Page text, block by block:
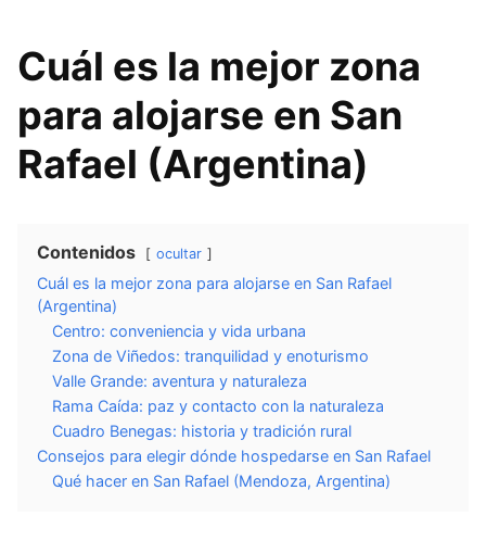
Cuál es la mejor zona
para alojarse en San
Rafael (Argentina)
Contenidos ocultar
Cuál es la mejor zona para alojarse en San Rafael
(Argentina)
Centro: conveniencia y vida urbana
Zona de Viñedos: tranquilidad y enoturismo
Valle Grande: aventura y naturaleza
Rama Caída: paz y contacto con la naturaleza
Cuadro Benegas: historia y tradición rural
Consejos para elegir dónde hospedarse en San Rafael
Qué hacer en San Rafael (Mendoza, Argentina)